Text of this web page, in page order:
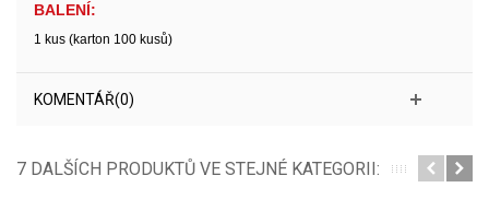
BALENÍ:
1 kus (karton 100 kusů)
KOMENTÁŘ(0)
7 DALŠÍCH PRODUKTŮ VE STEJNÉ KATEGORII: